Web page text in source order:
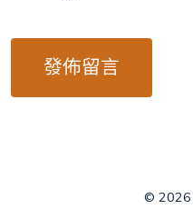
© 2026